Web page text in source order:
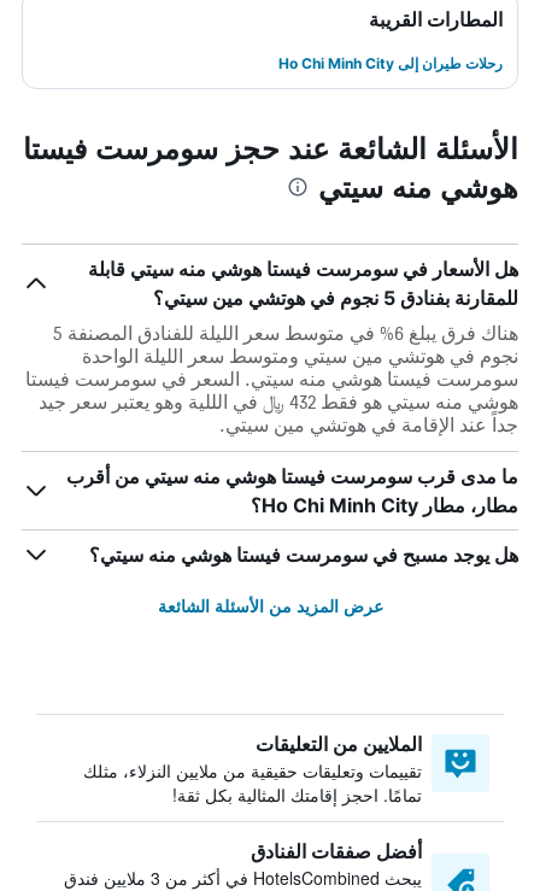
المطارات القريبة
رحلات طيران إلى Ho Chi Minh City
الأسئلة الشائعة عند حجز سومرست فيستا
هوشي منه سيتي
هل الأسعار في سومرست فيستا هوشي منه سيتي قابلة
للمقارنة بفنادق 5 نجوم في هوتشي مين سيتي؟
هناك فرق يبلغ 6% في متوسط ​​سعر الليلة للفنادق المصنفة 5
نجوم في هوتشي مين سيتي ومتوسط ​​سعر الليلة الواحدة
سومرست فيستا هوشي منه سيتي. السعر في سومرست فيستا
هوشي منه سيتي هو فقط 432 ﷼ في الللية وهو يعتبر سعر جيد
جداً عند الإقامة في هوتشي مين سيتي.
ما مدى قرب سومرست فيستا هوشي منه سيتي من أقرب
مطار، مطار Ho Chi Minh City؟
هل يوجد مسبح في سومرست فيستا هوشي منه سيتي؟
عرض المزيد من الأسئلة الشائعة
الملايين من التعليقات
تقييمات وتعليقات حقيقية من ملايين النزلاء، مثلك
تمامًا. احجز إقامتك المثالية بكل ثقة!
أفضل صفقات الفنادق
يبحث HotelsCombined في أكثر من 3 ملايين فندق